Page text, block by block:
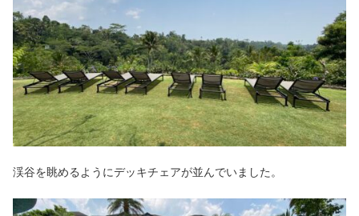
渓谷を眺めるようにデッキチェアが並んでいました。